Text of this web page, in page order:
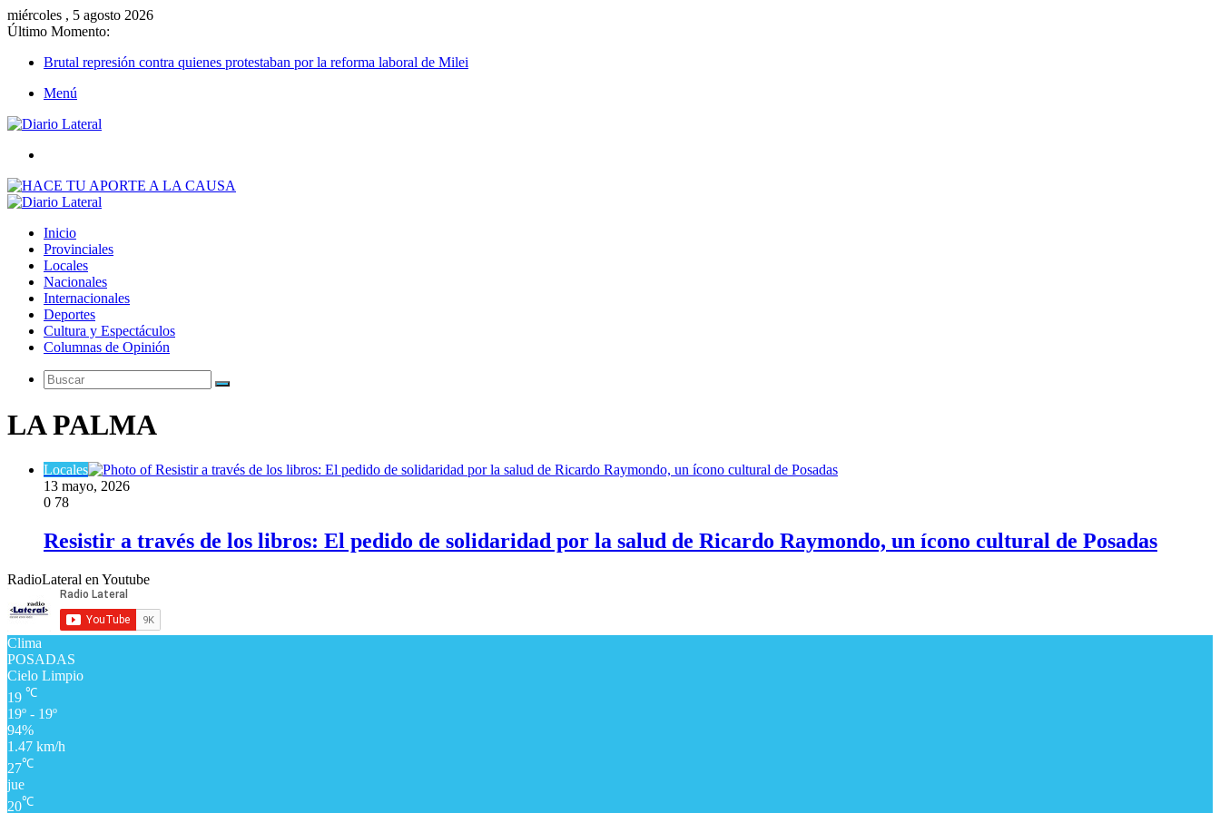
miércoles , 5 agosto 2026
Último Momento:
Brutal represión contra quienes protestaban por la reforma laboral de Milei
Menú
Inicio
Provinciales
Locales
Nacionales
Internacionales
Deportes
Cultura y Espectáculos
Columnas de Opinión
Buscar
LA PALMA
Locales
13 mayo, 2026
0 78
Resistir a través de los libros: El pedido de solidaridad por la salud de Ricardo Raymondo, un ícono cultural de Posadas
RadioLateral en Youtube
Clima
POSADAS
Cielo Limpio
19 ℃
19º - 19º
94%
1.47 km/h
27℃
jue
20℃